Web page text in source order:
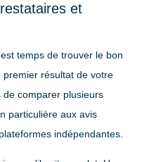
et
temps de trouver le bon
résultat de votre
comparer plusieurs
particulière aux avis
indépendantes.